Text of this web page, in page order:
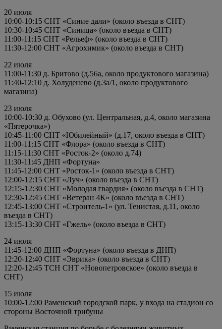
20 июля
10:00-10:15 СНТ «Синие дали» (около въезда в СНТ)
10:30-10:45 СНТ «Синица» (около въезда в СНТ)
11:00-11:15 СНТ «Рельеф» (около въезда в СНТ)
11:30-12:00 СНТ «Агрохимик» (около въезда в СНТ)
22 июля
11:00-11:30 д. Бритово (д.56а, около продуктового магазина)
11:40-12:10 д. Холуденево (д.3а/1, около продуктового
магазина)
23 июля
10:00-10:30 д. Обухово (ул. Центральная, д.4, около магазина
«Пятерочка»)
10:45-11:00 СНТ «Юбилейный» (д.17, около въезда в СНТ)
11:00-11:15 СНТ «Флора» (около въезда в СНТ)
11:15-11:30 СНТ «Росток-2» (около д.74)
11:30-11:45 ДНП «Фортуна»
11:45-12:00 СНТ «Росток-1» (около въезда в СНТ)
12:00-12:15 СНТ «Луч» (около въезда в СНТ)
12:15-12:30 СНТ «Молодая гвардия» (около въезда в СНТ)
12:30-12:45 СНТ «Ветеран 4К» (около въезда в СНТ)
12:45-13:00 СНТ «Строитель-1» (ул. Тенистая, д.11, около
въезда в СНТ)
13:15-13:30 СНТ «Гжель» (около въезда в СНТ)
24 июля
11:45-12:00 ДНП «Фортуна» (около въезда в ДНП)
12:20-12:40 СНТ «Эврика» (около въезда в СНТ)
12:20-12:45 ТСН СНТ «Новопетровское» (около въезда в
СНТ)
15 июля
10:00-12:00 Раменский городской парк, у входа на стадион со
стороны Восточной трибуны